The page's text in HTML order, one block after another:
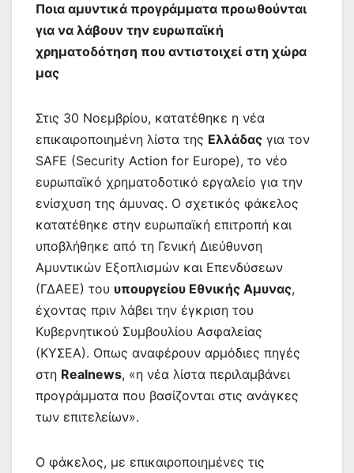
Ποια αμυντικά προγράμματα προωθούνται
για να λάβουν την ευρωπαϊκή
χρηματοδότηση που αντιστοιχεί στη χώρα
μας
Στις 30 Νοεμβρίου, κατατέθηκε η νέα
επικαιροποιημένη λίστα της Ελλάδας για τον
SAFE (Security Action for Europe), το νέο
ευρωπαϊκό χρηματοδοτικό εργαλείο για την
ενίσχυση της άμυνας. Ο σχετικός φάκελος
κατατέθηκε στην ευρωπαϊκή επιτροπή και
υποβλήθηκε από τη Γενική Διεύθυνση
Αμυντικών Εξοπλισμών και Επενδύσεων
(ΓΔΑΕΕ) του υπουργείου Εθνικής Αμυνας,
έχοντας πριν λάβει την έγκριση του
Κυβερνητικού Συμβουλίου Ασφαλείας
(ΚΥΣΕΑ). Οπως αναφέρουν αρμόδιες πηγές
στη Realnews, «η νέα λίστα περιλαμβάνει
προγράμματα που βασίζονται στις ανάγκες
των επιτελείων».
Ο φάκελος, με επικαιροποιημένες τις